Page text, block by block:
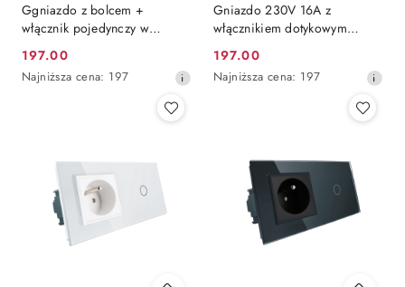
Ggniazdo z bolcem +
włącznik pojedynczy w
jednym panelu 701GFR Szary
Cena
promocyjna:
197.00
Najniższa
obniżką
Najniższa cena: 197
Gniazdo 230V 16A z
włącznikiem dotykowym
podwójnym LIVOLO | 702G |
Biały
Cena
promocyjna:
197.00
Najniższa
obniżką
Najniższa cena: 197